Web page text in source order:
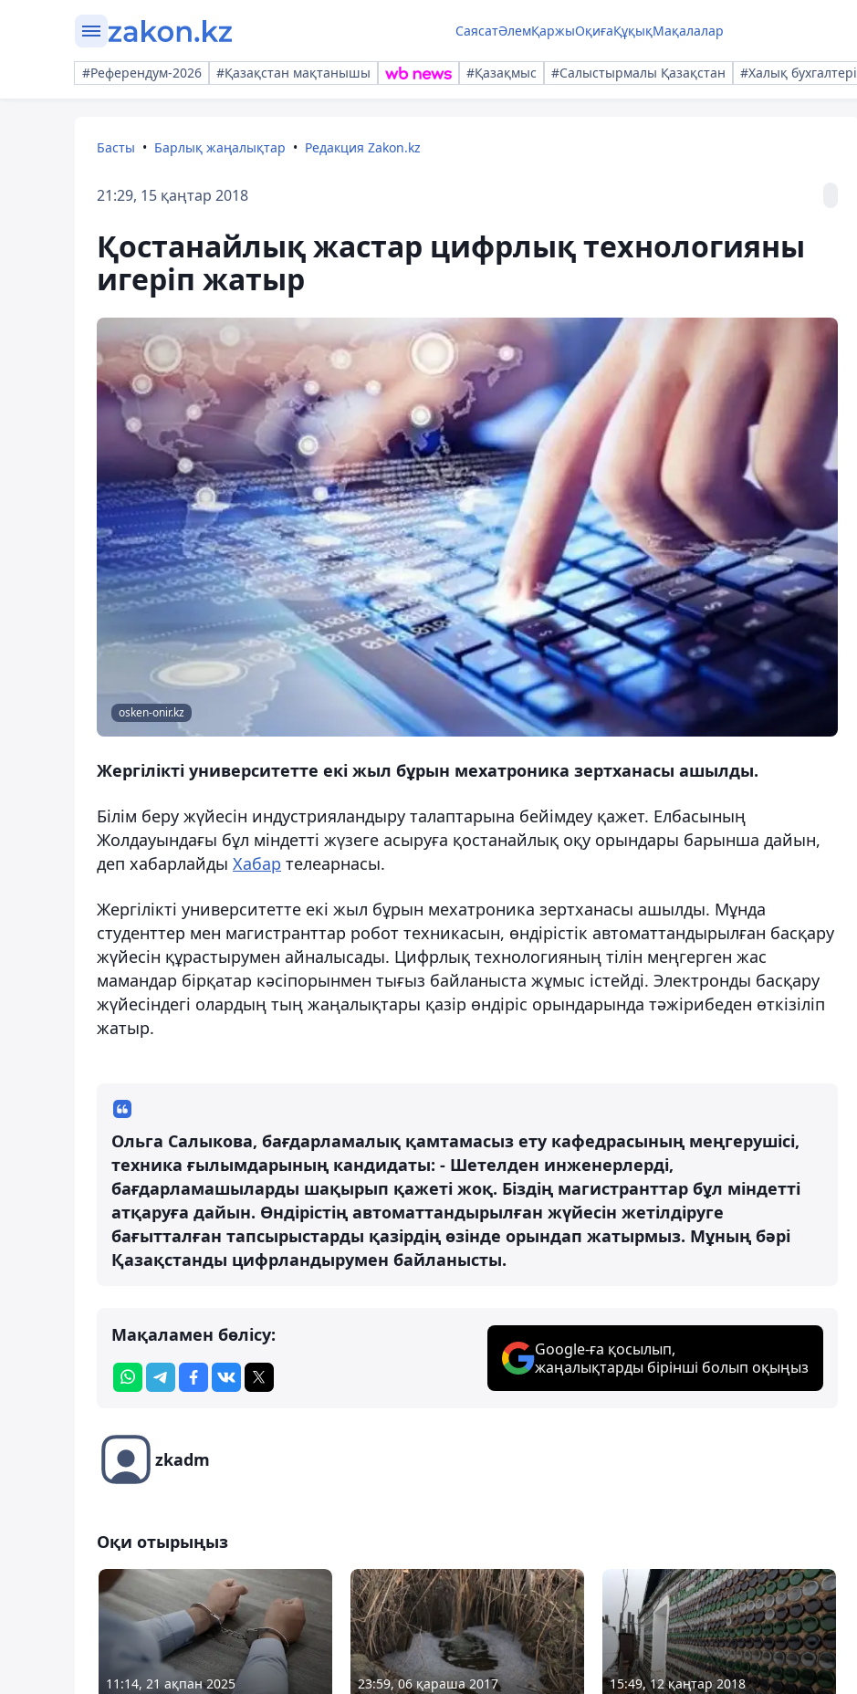
СаясатӘлемҚаржыОқиғаҚұқықМақалалар
#Референдум-2026 #Қазақстан мақтанышы #Қазақмыс #Салыстырмалы Қазақстан #Халық бухгалтері
Басты Барлық жаңалықтар Редакция Zakon.kz
21:29, 15 қаңтар 2018
Қостанайлық жастар цифрлық технологияны
игеріп жатыр
osken-onir.kz
Жергілікті университетте екі жыл бұрын мехатроника зертханасы ашылды.
Білім беру жүйесін индустрияландыру талаптарына бейімдеу қажет. Елбасының
Жолдауындағы бұл міндетті жүзеге асыруға қостанайлық оқу орындары барынша дайын,
деп хабарлайды Хабар телеарнасы.
Жергілікті университетте екі жыл бұрын мехатроника зертханасы ашылды. Мұнда
студенттер мен магистранттар робот техникасын, өндірістік автоматтандырылған басқару
жүйесін құрастырумен айналысады. Цифрлық технологияның тілін меңгерген жас
мамандар бірқатар кәсіпорынмен тығыз байланыста жұмыс істейді. Электронды басқару
жүйесіндегі олардың тың жаңалықтары қазір өндіріс орындарында тәжірибеден өткізіліп
жатыр.
Ольга Салыкова, бағдарламалық қамтамасыз ету кафедрасының меңгерушісі,
техника ғылымдарының кандидаты: - Шетелден инженерлерді,
бағдарламашыларды шақырып қажеті жоқ. Біздің магистранттар бұл міндетті
атқаруға дайын. Өндірістің автоматтандырылған жүйесін жетілдіруге
бағытталған тапсырыстарды қазірдің өзінде орындап жатырмыз. Мұның бәрі
Қазақстанды цифрландырумен байланысты.
Мақаламен бөлісу:
Google-ға қосылып,
жаңалықтарды бірінші болып оқыңыз
zkadm
Оқи отырыңыз
11:14, 21 ақпан 2025 23:59, 06 қараша 2017 15:49, 12 қаңтар 2018